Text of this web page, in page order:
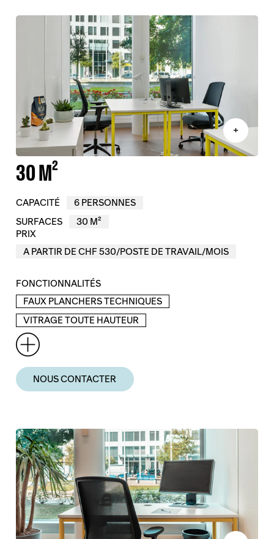
+
30 M²
CAPACITÉ
6 PERSONNES
SURFACES
30 M²
PRIX
A PARTIR DE CHF 530/POSTE DE TRAVAIL/MOIS
FONCTIONNALITÉS
FAUX PLANCHERS TECHNIQUES
VITRAGE TOUTE HAUTEUR
NOUS CONTACTER